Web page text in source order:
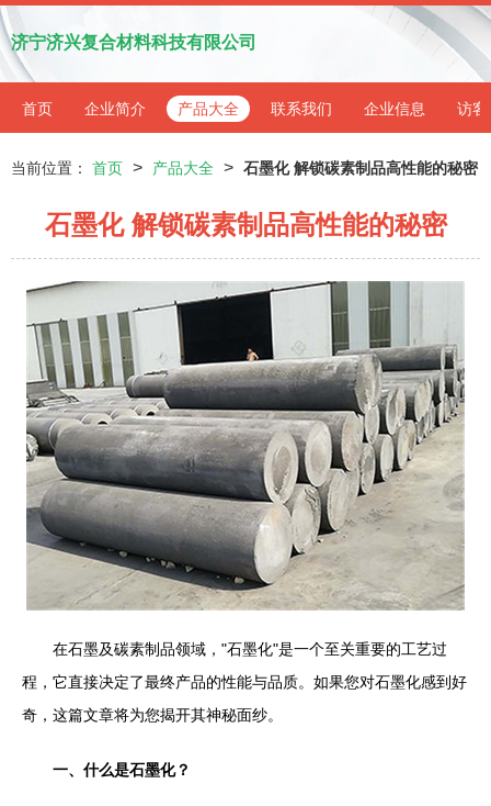
济宁济兴复合材料科技有限公司
首页 企业简介 产品大全 联系我们 企业信息 访客
当前位置： 首页 > 产品大全 > 石墨化 解锁碳素制品高性能的秘密
石墨化 解锁碳素制品高性能的秘密
在石墨及碳素制品领域，"石墨化"是一个至关重要的工艺过
程，它直接决定了最终产品的性能与品质。如果您对石墨化感到好
奇，这篇文章将为您揭开其神秘面纱。
一、什么是石墨化？